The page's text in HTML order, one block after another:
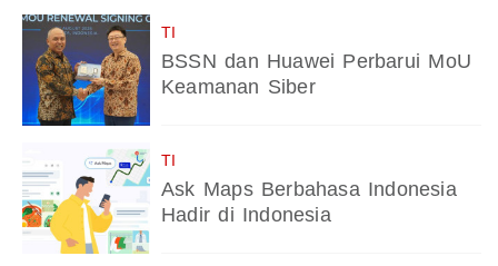
TI
BSSN dan Huawei Perbarui MoU
Keamanan Siber
TI
Ask Maps Berbahasa Indonesia
Hadir di Indonesia